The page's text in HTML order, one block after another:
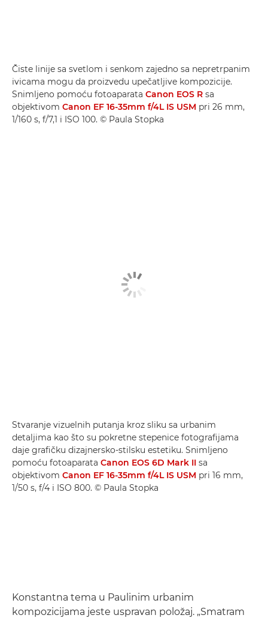
Čiste linije sa svetlom i senkom zajedno sa nepretrpanim
ivicama mogu da proizvedu upečatljive kompozicije.
Snimljeno pomoću fotoaparata Canon EOS R sa
objektivom Canon EF 16-35mm f/4L IS USM pri 26 mm,
1/160 s, f/7,1 i ISO 100. © Paula Stopka
Stvaranje vizuelnih putanja kroz sliku sa urbanim
detaljima kao što su pokretne stepenice fotografijama
daje grafičku dizajnersko-stilsku estetiku. Snimljeno
pomoću fotoaparata Canon EOS 6D Mark II sa
objektivom Canon EF 16-35mm f/4L IS USM pri 16 mm,
1/50 s, f/4 i ISO 800. © Paula Stopka
Konstantna tema u Paulinim urbanim
kompozicijama jeste uspravan položaj. „Smatram